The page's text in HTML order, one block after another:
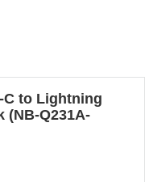
C to Lightning
(NB-Q231A-